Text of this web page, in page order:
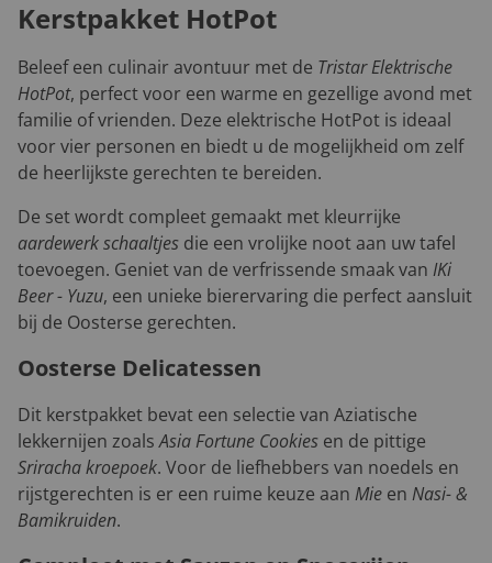
Kerstpakket HotPot
Beleef een culinair avontuur met de Tristar Elektrische
HotPot, perfect voor een warme en gezellige avond met
familie of vrienden. Deze elektrische HotPot is ideaal
voor vier personen en biedt u de mogelijkheid om zelf
de heerlijkste gerechten te bereiden.
De set wordt compleet gemaakt met kleurrijke
aardewerk schaaltjes die een vrolijke noot aan uw tafel
toevoegen. Geniet van de verfrissende smaak van IKi
Beer - Yuzu, een unieke bierervaring die perfect aansluit
bij de Oosterse gerechten.
Oosterse Delicatessen
Dit kerstpakket bevat een selectie van Aziatische
lekkernijen zoalsAsia Fortune Cookies en de pittige
Sriracha kroepoek. Voor de liefhebbers van noedels en
rijstgerechten is er een ruime keuze aan Mie en Nasi- &
Bamikruiden.